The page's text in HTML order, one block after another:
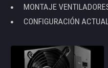
MONTAJE
CONFIGURACIÓN